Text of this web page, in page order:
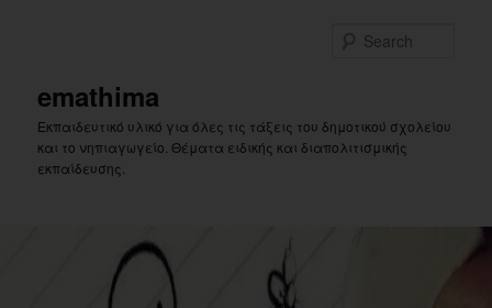
emathima
Εκπαιδευτικό υλικό για όλες τις τάξεις του δημοτικού σχολείου
και το νηπιαγωγείο. Θέματα ειδικής και διαπολιτισμικής
εκπαίδευσης.